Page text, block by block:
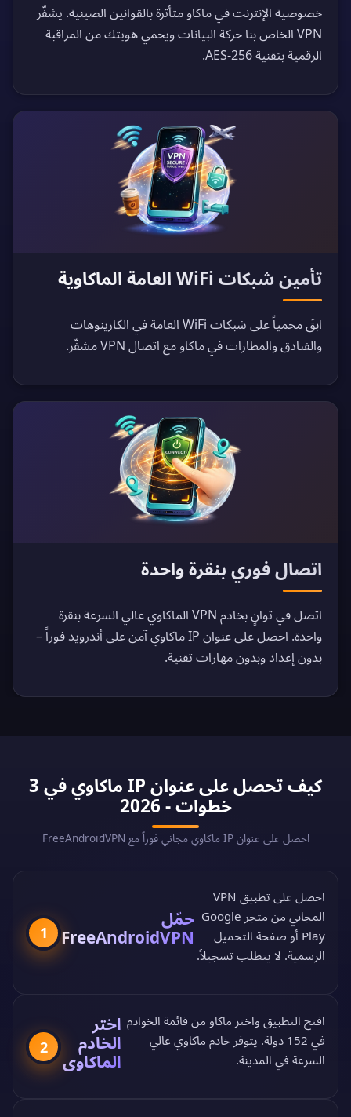
خصوصية الإنترنت في ماكاو متأثرة بالقوانين الصينية. يشفّر
VPN الخاص بنا حركة البيانات ويحمي هويتك من المراقبة
الرقمية بتقنية AES-256.
تأمين شبكات WiFi العامة الماكاوية
ابقَ محمياً على شبكات WiFi العامة في الكازينوهات
والفنادق والمطارات في ماكاو مع اتصال VPN مشفّر.
اتصال فوري بنقرة واحدة
اتصل في ثوانٍ بخادم VPN الماكاوي عالي السرعة بنقرة
واحدة. احصل على عنوان IP ماكاوي آمن على أندرويد فوراً –
بدون إعداد وبدون مهارات تقنية.
كيف تحصل على عنوان IP ماكاوي في 3
خطوات - 2026
احصل على عنوان IP ماكاوي مجاني فوراً مع FreeAndroidVPN
1
حمّل
FreeAndroidVPN
احصل على تطبيق VPN
المجاني من
متجر Google
Play أو صفحة التحميل
الرسمية. لا يتطلب تسجيلاً.
2
اختر
الخادم
الماكاوي
افتح التطبيق واختر ماكاو من قائمة الخوادم
في 152 دولة
. يتوفر خادم ماكاوي عالي
السرعة في المدينة.